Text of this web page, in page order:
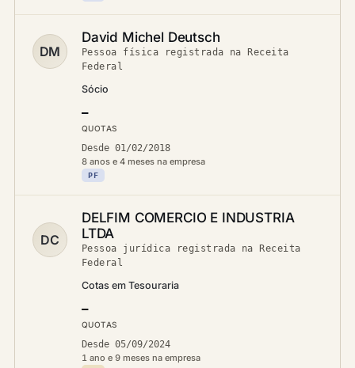
DM
David Michel Deutsch
Pessoa física registrada na Receita
Federal
Sócio
—
QUOTAS
Desde 01/02/2018
8 anos e 4 meses na empresa
PF
DC
DELFIM COMERCIO E INDUSTRIA
LTDA
Pessoa jurídica registrada na Receita
Federal
Cotas em Tesouraria
—
QUOTAS
Desde 05/09/2024
1 ano e 9 meses na empresa